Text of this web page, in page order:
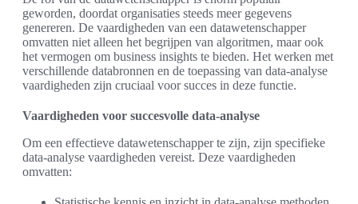
geworden, doordat organisaties steeds meer gegevens
genereren. De vaardigheden van een datawetenschapper
omvatten niet alleen het begrijpen van algoritmen, maar ook
het vermogen om business insights te bieden. Het werken met
verschillende databronnen en de toepassing van data-analyse
vaardigheden zijn cruciaal voor succes in deze functie.
Vaardigheden voor succesvolle data-analyse
Om een effectieve datawetenschapper te zijn, zijn specifieke
data-analyse vaardigheden vereist. Deze vaardigheden
omvatten: